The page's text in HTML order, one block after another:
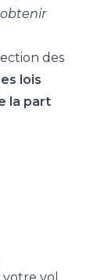
des
lois
la part
vol